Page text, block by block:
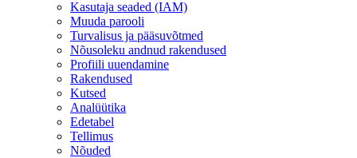
Kasutaja seaded (IAM)
Muuda parooli
Turvalisus ja pääsuvõtmed
Nõusoleku andnud rakendused
Profiili uuendamine
Rakendused
Kutsed
Analüütika
Edetabel
Tellimus
Nõuded